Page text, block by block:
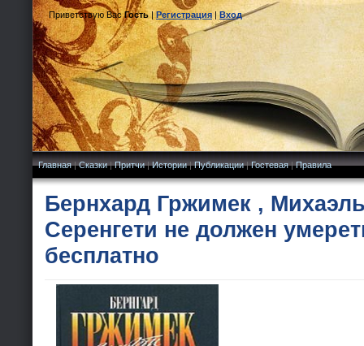
Приветствую Вас Гость|Регистрация|Вход
Главная|Сказки|Притчи|Истории|Публикации|Гостевая|Правила
Бернхард Гржимек ,
Серенгети не должен
бесплатно